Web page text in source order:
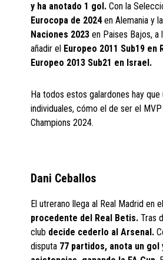
y ha anotado 1 gol. Con la
Eurocopa de 2024en Alemania y la
Naciones 2023 en Paises Bajos, a
añadir el Europeo 2011 Sub19 en
Europeo 2013 Sub21 en Israel.
Ha todos estos galardones hay que
individuales, cómo el de ser el
Champions 2024.
Dani Ceballos
El utrerano llega al Real Madrid en
procedente del Real Betis. Tras
club decide cederlo al Arsenal.
disputa 77 partidos, anota un gol